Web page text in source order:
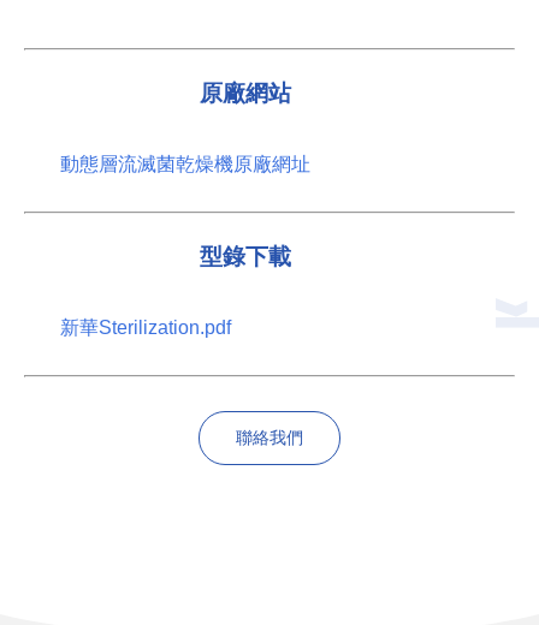
原廠網站
動態層流滅菌乾燥機原廠網址
型錄下載
新華Sterilization.pdf
聯絡我們